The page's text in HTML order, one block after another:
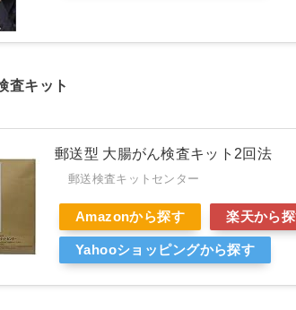
査キット
郵送型 大腸がん検査キット2回法
郵送検査キットセンター
Amazonから探す 楽天から
Yahooショッピングから探す